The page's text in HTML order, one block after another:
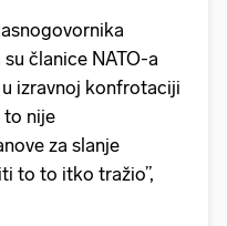
članice NATO-a
izravnoj konfrotaciji
to nije
za slanje
to to itko tražio”,